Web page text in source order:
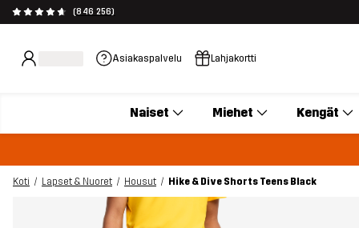
(846 256)
Asiakaspalvelu Lahjakortti
Naiset Miehet Kengät
Koti Lapset & Nuoret Housut Hike & Dive Shorts Teens Black